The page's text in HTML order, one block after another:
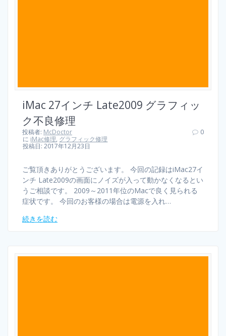
iMac 27インチ Late2009 グラフィッ
ク不良修理
投稿者: McDoctor
に iMac修理, グラフィック修理
投稿日: 2017年12月23日
0
ご覧頂きありがとうございます。 今回の記録はiMac27イ
ンチ Late2009の画面にノイズが入って動かなくなるとい
うご相談です。 2009～2011年位のMacで良く見られる
症状です。 今回のお客様の場合は電源を入れ…
続きを読む